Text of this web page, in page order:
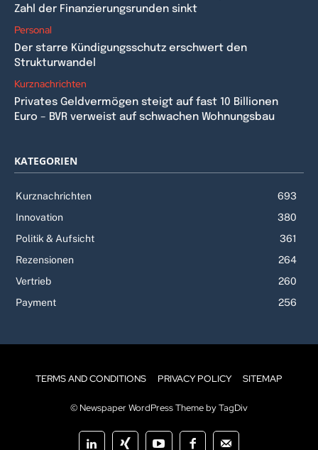
Zahl der Finanzierungsrunden sinkt
Personal
Der starre Kündigungsschutz erschwert den
Strukturwandel
Kurznachrichten
Privates Geldvermögen steigt auf fast 10 Billionen
Euro – BVR verweist auf schwachen Wohnungsbau
KATEGORIEN
Kurznachrichten
693
Innovation
380
Politik & Aufsicht
361
Rezensionen
264
Vertrieb
260
Payment
256
TERMS AND CONDITIONS PRIVACY POLICY SITEMAP
© Newspaper WordPress Theme by TagDiv